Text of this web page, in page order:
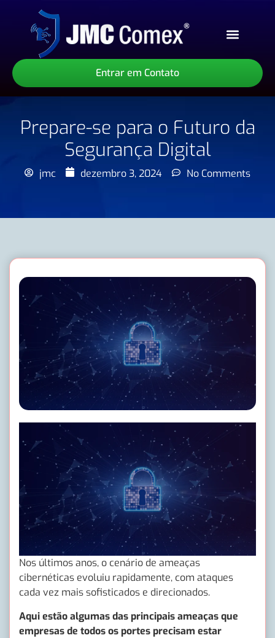
Entrar em Contato
Prepare-se para o Futuro da
Segurança Digital
jmc dezembro 3, 2024 No Comments
Nos últimos anos, o cenário de ameaças
cibernéticas evoluiu rapidamente, com ataques
cada vez mais sofisticados e direcionados.
Aqui estão algumas das principais ameaças que
empresas de todos os portes precisam estar